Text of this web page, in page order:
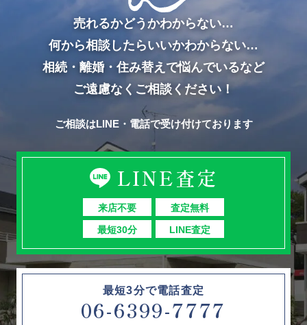
売れるかどうかわからない…
何から相談したらいいかわからない…
相続・離婚・住み替えで悩んでいるなど
ご遠慮なくご相談ください！
ご相談はLINE・電話で受け付けております
LINE査定
来店不要
査定無料
最短30分
LINE査定
最短3分で電話査定
06-6399-7777